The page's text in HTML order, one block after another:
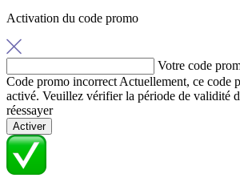
Activation du code promo
Votre code
Code promo incorrect Actuellement, ce code
activé. Veuillez vérifier la période de validité
réessayer
Activer